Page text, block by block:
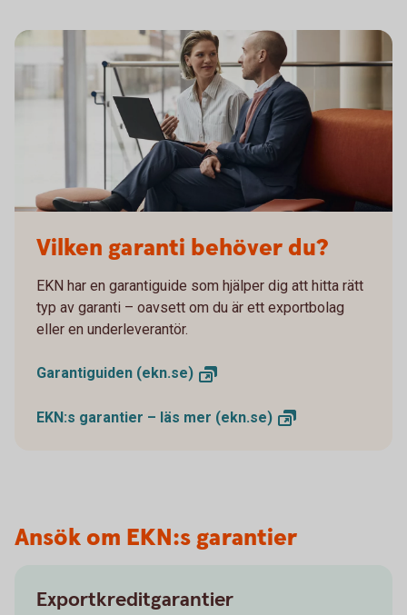
Vilken garanti behöver du?
EKN har en garantiguide som hjälper dig att hitta rätt
typ av garanti – oavsett om du är ett exportbolag
eller en underleverantör.
Garantiguiden (ekn.se)
EKN:s garantier – läs mer (ekn.se)
Ansök om EKN:s garantier
Exportkreditgarantier